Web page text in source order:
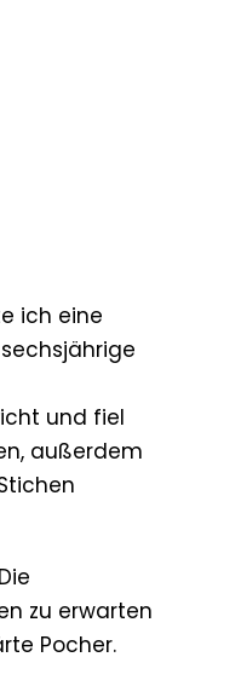
ich eine
und fiel
außerdem
zu erwarten
Pocher.